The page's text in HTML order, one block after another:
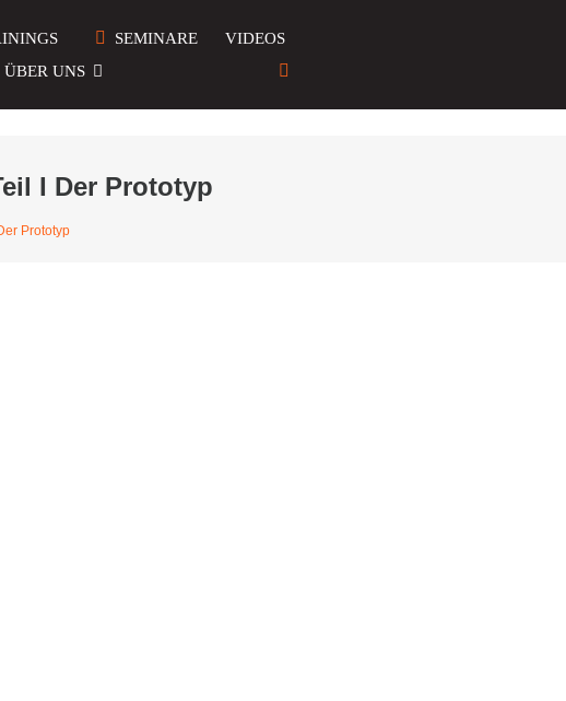
SEMINARE
VIDEOS
ÜBER UNS
I Der Prototyp
Prototyp